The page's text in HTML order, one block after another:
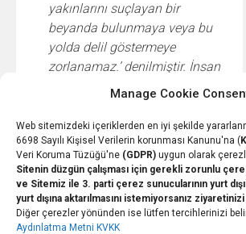
Manage Cookie
Web sitemizdeki içeriklerden en iyi şekilde
6698 Sayılı Kişisel Verilerin korunması Kanunu'na (
Veri Koruma Tüzüğü'ne (GDPR) uygun olarak
Sitenin düzgün çalışması için gerekli zorunlu
ve Sitemiz ile 3. parti çerez sunucularının yurt
yurt dışına aktarılmasını istemiyorsanız ziyaretinizi
Diğer çerezler yönünden ise lütfen tercihlerinizi
Aydınlatma Metni KVKK
yakınlarını suçlayan bir
beyanda bulunmaya veya bu
yolda delil göstermeye
zorlanamaz.’ denilmiştir. İnsan
hakları arasında yer alan,
manevi işkenceyi meneden,
insan haysiyetinin ve kişi
dokunulmazlığının teminatı
olan bu düzenlemeye, ceza
yasalarında sanığın ‘susma
hakkı’ olarak yer verilmiştir.”
denildiği, dolayısıyla Anayasanın